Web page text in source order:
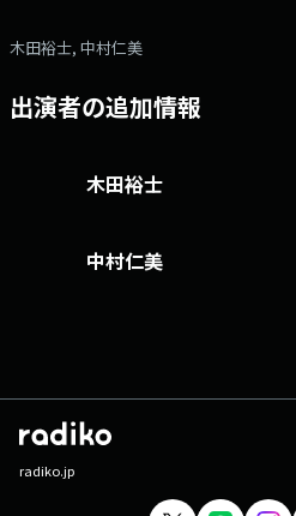
木田裕士, 中村仁美
出演者の追加情報
木田裕士
中村仁美
radiko.jp